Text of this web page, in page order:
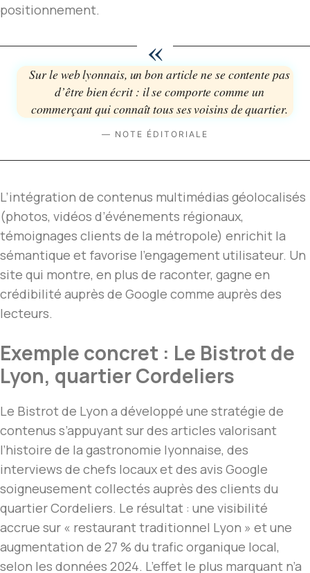
positionnement.
«
Sur le web lyonnais, un bon article ne se contente pas
d’être bien écrit : il se comporte comme un
commerçant qui connaît tous ses voisins de quartier.
— NOTE ÉDITORIALE
L’intégration de contenus multimédias géolocalisés
(photos, vidéos d’événements régionaux,
témoignages clients de la métropole) enrichit la
sémantique et favorise l’engagement utilisateur. Un
site qui montre, en plus de raconter, gagne en
crédibilité auprès de Google comme auprès des
lecteurs.
Exemple concret : Le Bistrot de
Lyon, quartier Cordeliers
Le Bistrot de Lyon a développé une stratégie de
contenus s’appuyant sur des articles valorisant
l’histoire de la gastronomie lyonnaise, des
interviews de chefs locaux et des avis Google
soigneusement collectés auprès des clients du
quartier Cordeliers. Le résultat : une visibilité
accrue sur « restaurant traditionnel Lyon » et une
augmentation de 27 % du trafic organique local,
selon les données 2024. L’effet le plus marquant n’a